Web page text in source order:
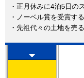
・正月休みに4泊5日の
・ノーベル賞を受賞する
・先祖代々の土地を売る